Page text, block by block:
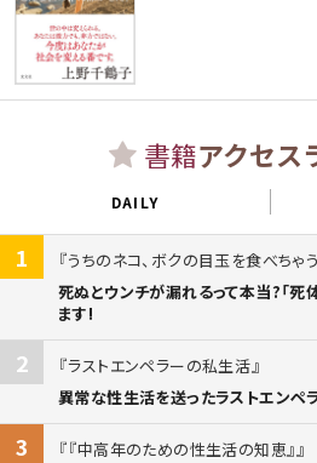
書籍アクセス
DAILY
1
うちのネコ、ボクの目玉を食べちゃ
死ぬとウンチが漏れるって本当?「
ます!
2
ラストエンペラーの私生活
異常な性生活を送ったラストエンペ
3
『中高年のための性生活の知恵』